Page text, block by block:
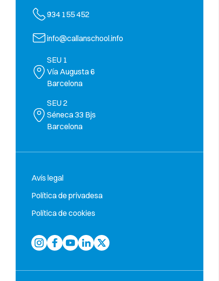
934 155 452
info@callanschool.info
SEU 1
Vía Augusta 6
Barcelona
SEU 2
Séneca 33 Bjs
Barcelona
Avís legal
Política de privadesa
Política de cookies